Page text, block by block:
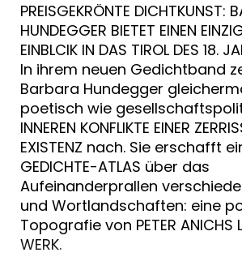
PREISGEKRÖNTE DICHTKUNST:
HUNDEGGER BIETET EINEN
EINBLCIK IN DAS TIROL DES 18.
In ihrem neuen Gedichtband
Barbara Hundegger
poetisch wie
INNEREN KONFLIKTE EINER
EXISTENZ nach. Sie erschafft
GEDICHTE-ATLAS über das
Aufeinanderprallen
und Wortlandschaften: eine
Topografie von PETER ANICHS
WERK.